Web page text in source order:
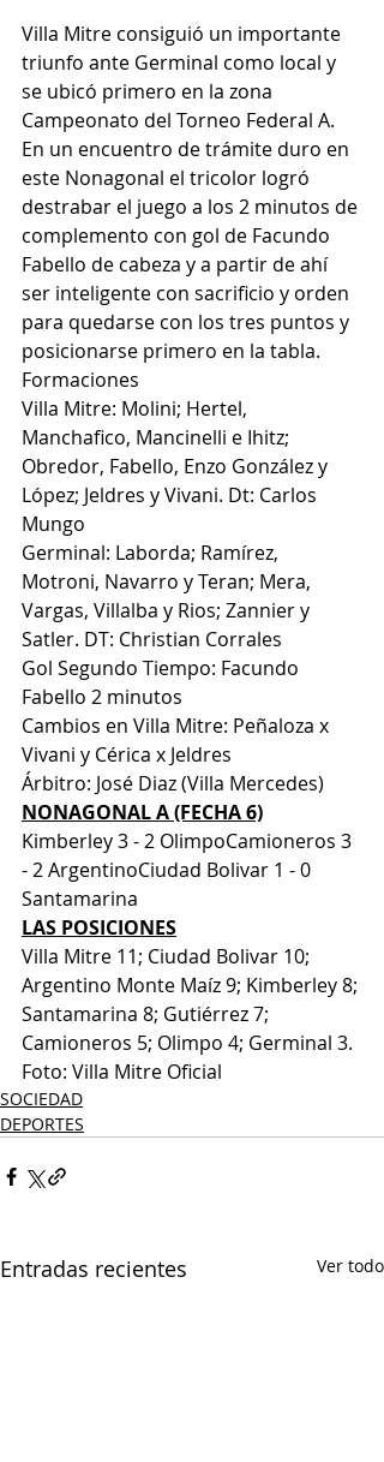
Villa Mitre consiguió un importante
triunfo ante Germinal como local y
se ubicó primero en la zona
Campeonato del Torneo Federal A.
En un encuentro de trámite duro en
este Nonagonal el tricolor logró
destrabar el juego a los 2 minutos de
complemento con gol de Facundo
Fabello de cabeza y a partir de ahí
ser inteligente con sacrificio y orden
para quedarse con los tres puntos y
posicionarse primero en la tabla.
Formaciones
Villa Mitre: Molini; Hertel,
Manchafico, Mancinelli e Ihitz;
Obredor, Fabello, Enzo González y
López; Jeldres y Vivani. Dt: Carlos
Mungo
Germinal: Laborda; Ramírez,
Motroni, Navarro y Teran; Mera,
Vargas, Villalba y Rios; Zannier y
Satler. DT: Christian Corrales
Gol Segundo Tiempo: Facundo
Fabello 2 minutos
Cambios en Villa Mitre: Peñaloza x
Vivani y Cérica x Jeldres
Árbitro: José Diaz (Villa Mercedes)
NONAGONAL A (FECHA 6)
Kimberley 3 - 2 OlimpoCamioneros 3
- 2 ArgentinoCiudad Bolivar 1 - 0
Santamarina
LAS POSICIONES
Villa Mitre 11; Ciudad Bolivar 10;
Argentino Monte Maíz 9; Kimberley 8;
Santamarina 8; Gutiérrez 7;
Camioneros 5; Olimpo 4; Germinal 3.
Foto: Villa Mitre Oficial
SOCIEDAD
DEPORTES
Entradas recientes Ver todo